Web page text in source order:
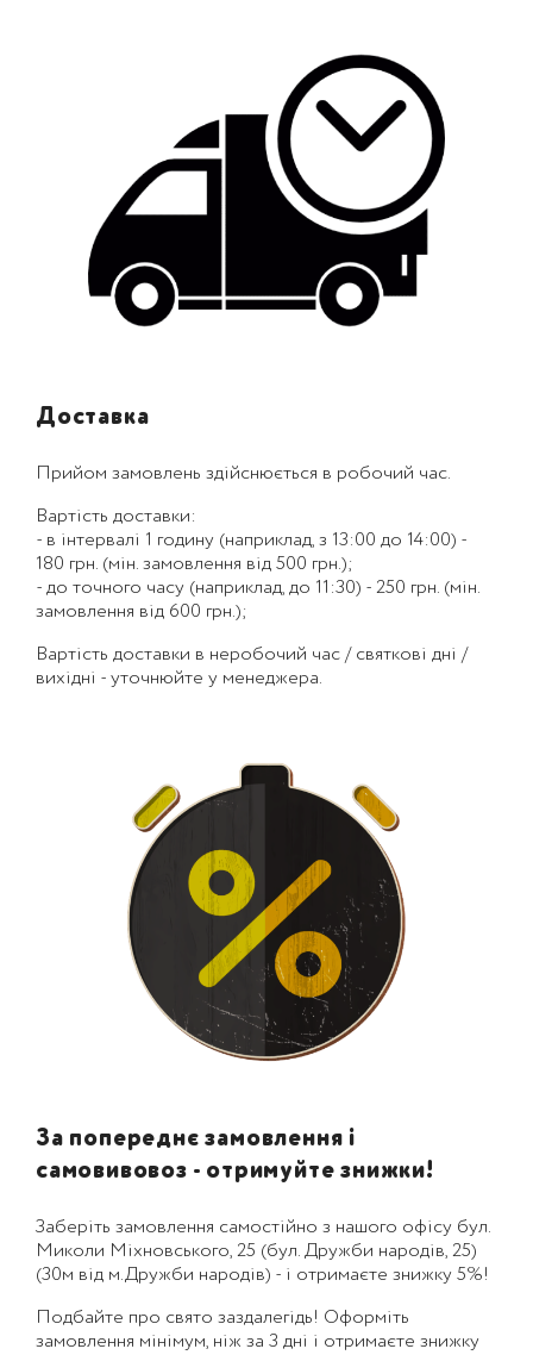
Доставка
Прийом замовлень здійснюється в робочий час.
Вартість доставки:
- в інтервалі 1 годину (наприклад, з 13:00 до 14:00) -
180 грн. (мін. замовлення від 500 грн.);
- до точного часу (наприклад, до 11:30) - 250 грн. (мін.
замовлення від 600 грн.);
Вартість доставки в неробочий час / святкові дні /
вихідні - уточнюйте у менеджера.
За попереднє замовлення і
самовивовоз - отримуйте знижки!
Заберіть замовлення самостійно з нашого офісу бул.
Миколи Міхновського, 25 (бул. Дружби народів, 25)
(30м від м.Дружби народів) - і отримаєте знижку 5%!
Подбайте про свято заздалегідь! Оформіть
замовлення мінімум, ніж за 3 дні і отримаєте знижку